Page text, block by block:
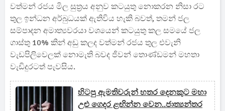
වත්මන් රජය මිල සුත්‍රය අනුව කටයුතු නොකරන නිසා රට
තුල ඉන්ධන අර්බුධයක් ඇතිවිය හැකි බවත්, තමන් ජල
සම්පාදන අමාත්‍යවරයා වශයෙන් කටයුතු කල සමයේ ජල
ගාස්තු 10% කින් අඩු කලද වත්මන් රජය තුල එවැනි
වැඩපිලිවෙලක් නොමැති බවද ජිවන් තොණ්ඩමන් මහතා
වැඩිදුරටත් පැවසිය.
හිටපු ඇමතිවරුන් හතර දෙනකුට මහා
උළු ගෙදර ළඟින්න වෙන..ජාත්‍යන්තර